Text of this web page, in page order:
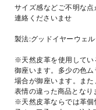
サイズ感などご不明な
連絡くださいませ
製法:グッドイヤーウェ
※天然皮革を使用してい
御座います。多少の色
場合が御座います。ま
表情の違った商品となり
※天然皮革ならでは革個